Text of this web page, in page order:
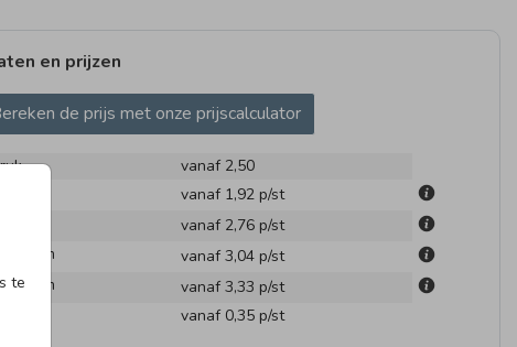
te
en prijzen
de prijs met onze prijscalculator
vanaf 2,50
vanaf 1,92 p/st
vanaf 2,76 p/st
cm
vanaf 3,04 p/st
cm
vanaf 3,33 p/st
vanaf 0,35 p/st